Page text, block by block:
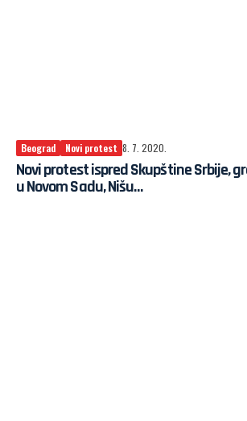
Beograd Novi protest 8. 7. 2020.
Novi protest ispred Skupštine Srbije,
u Novom Sadu, Nišu…